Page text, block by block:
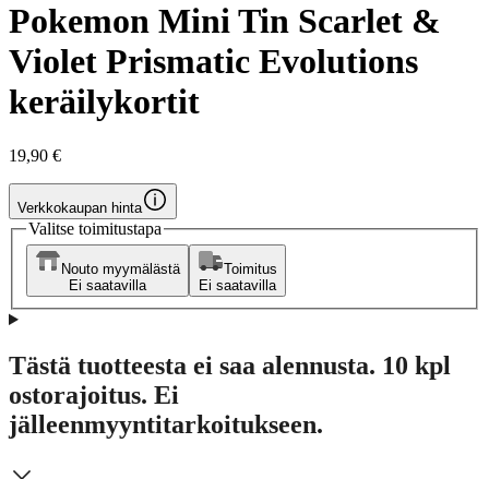
Pokemon Mini Tin Scarlet &
Violet Prismatic Evolutions
keräilykortit
19,90 €
Verkkokaupan hinta
Valitse toimitustapa
Nouto myymälästä
Ei saatavilla
Toimitus
Ei saatavilla
Tästä tuotteesta ei saa alennusta. 10 kpl
ostorajoitus. Ei
jälleenmyyntitarkoitukseen.